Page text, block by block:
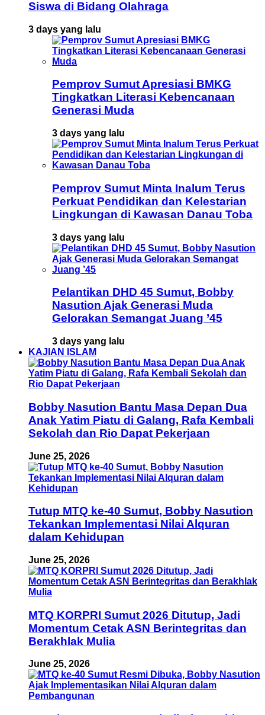
Siswa di Bidang Olahraga
3 days yang lalu
Pemprov Sumut Apresiasi BMKG
Tingkatkan Literasi Kebencanaan
Generasi Muda
3 days yang lalu
Pemprov Sumut Minta Inalum Terus
Perkuat Pendidikan dan Kelestarian
Lingkungan di Kawasan Danau Toba
3 days yang lalu
Pelantikan DHD 45 Sumut, Bobby
Nasution Ajak Generasi Muda
Gelorakan Semangat Juang ’45
3 days yang lalu
KAJIAN ISLAM
Bobby Nasution Bantu Masa Depan Dua
Anak Yatim Piatu di Galang, Rafa Kembali
Sekolah dan Rio Dapat Pekerjaan
June 25, 2026
Tutup MTQ ke-40 Sumut, Bobby Nasution
Tekankan Implementasi Nilai Alquran
dalam Kehidupan
June 25, 2026
MTQ KORPRI Sumut 2026 Ditutup, Jadi
Momentum Cetak ASN Berintegritas dan
Berakhlak Mulia
June 25, 2026